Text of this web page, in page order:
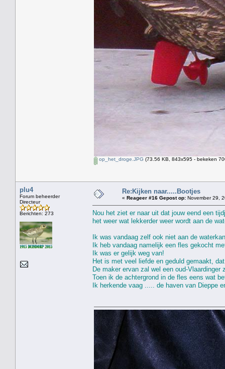
op_het_droge.JPG (73.56 KB, 843x595 - bekeken
plu4
Forum beheerder
Directeur
Berichten: 273
Re:Kijken naar.....Bootjes
« Reageer #16 Gepost op: November 29,
Nou het ziet er naar uit dat jouw eend een
het weer wat lekkerder weer wordt aan de
Ik was vandaag zelf ook niet aan de
Ik heb vandaag namelijk een fles gekocht
Ik was er gelijk weg van!
Het is met veel liefde en geduld gemaakt,
De maker ervan zal wel een oud-
Toen ik de achtergrond in de fles eens wat
Ik herkende vaag ..... de haven van Dieppe